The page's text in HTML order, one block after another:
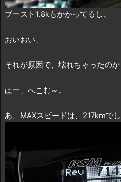
ブースト1.8kもかかってるし、
おいおい、
それが原因で、壊れちゃったのか
はー、へこむ～。
あ、MAXスピードは、217kmでし